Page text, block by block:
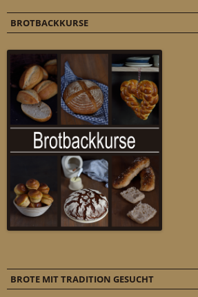
BROTBACKKURSE
BROTE MIT TRADITION GESUCHT